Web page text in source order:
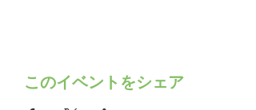
このイベントをシェア